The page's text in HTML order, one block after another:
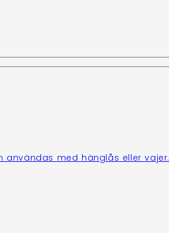
användas med hänglås eller vajer.